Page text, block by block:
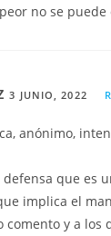
no se puede
3 JUNIO, 2022
anónimo,
que es
implica el
comento y a los